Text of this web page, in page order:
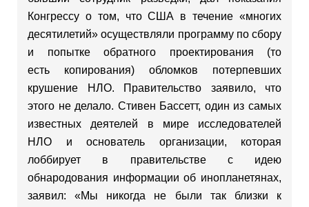
Конгрессу о том, что США в течение «многих
десятилетий» осуществляли программу по сбору
и попытке обратного проектирования (то
есть копирования) обломков потерпевших
крушение НЛО. Правительство заявило, что
этого не делало. Стивен Бассетт, один из самых
известных деятелей в мире исследователей
НЛО и основатель организации, которая
лоббирует в правительстве с идею
обнародования информации об инопланетянах,
заявил: «Мы никогда не были так близки к